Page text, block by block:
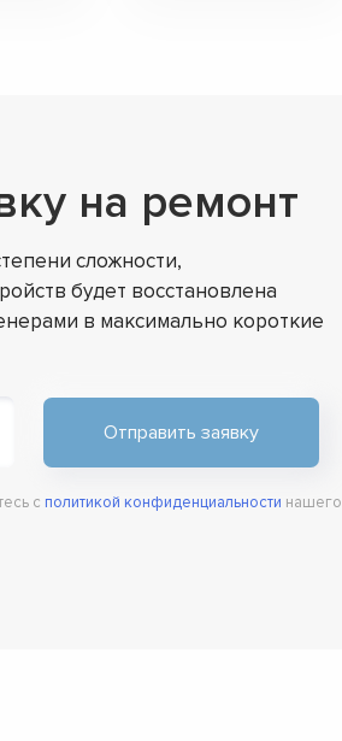
на ремонт
сложности,
будет восстановлена
в максимально короткие
с политикой конфиденциальности нашего
▼
▼
▼
▼
▼